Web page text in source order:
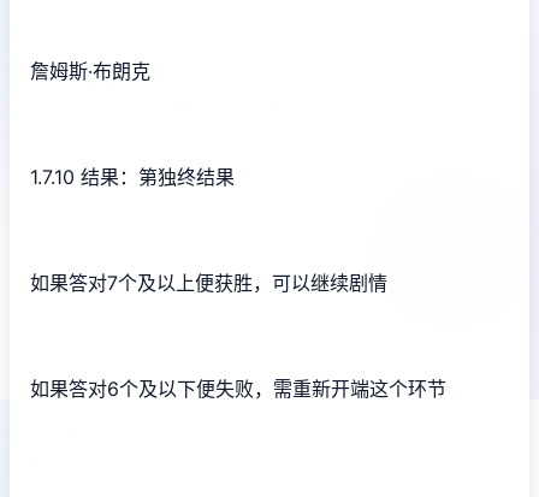
詹姆斯·布朗克
1.7.10 结果：第独终结果
如果答对7个及以上便获胜，可以继续剧情
如果答对6个及以下便失败，需重新开端这个环节